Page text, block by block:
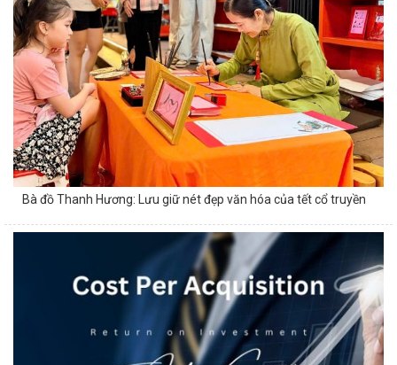
Bà đồ Thanh Hương: Lưu giữ nét đẹp văn hóa của tết cổ truyền